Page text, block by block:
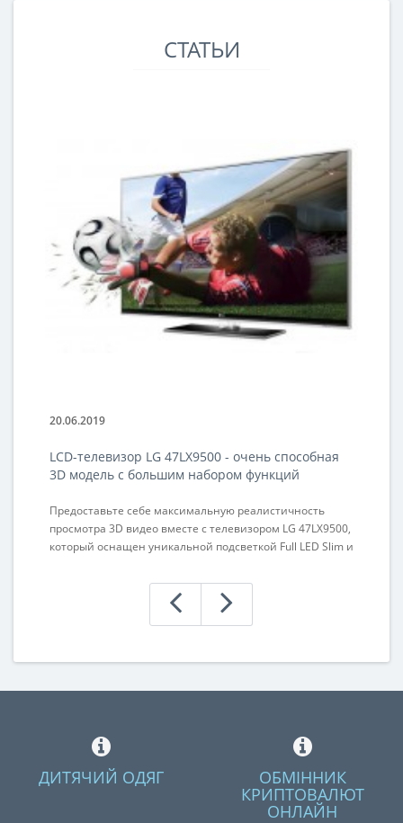
СТАТЬИ
20.06.2019
LCD-телевизор LG 47LX9500 - очень способная
3D модель с большим набором функций
Предоставьте себе максимальную реалистичность
просмотра 3D видео вместе с телевизором LG 47LX9500,
который оснащен уникальной подсветкой Full LED Slim и
восхитительное изображение и очень изящный дизайн
ДИТЯЧИЙ ОДЯГ ОБМІННИК
КРИПТОВАЛЮТ
ОНЛАЙН